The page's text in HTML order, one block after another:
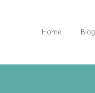
Home Blog